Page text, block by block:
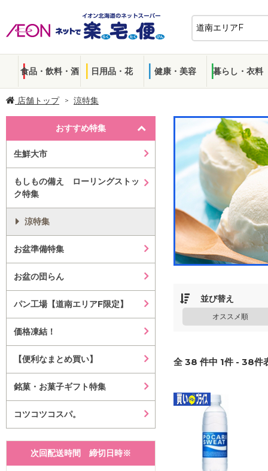
食品・飲料・酒 日用品・花 健康・美容 暮らし・衣料
店舗トップ 涼特集
おすすめ特集
生鮮大市
もしもの備え ローリングストッ
ク特集
涼特集
お盆準備特集
お盆の団らん
パン工場【道南エリアF限定】
価格凍結！
【便利なまとめ買い】
銘菓・お菓子ギフト特集
コツコツコスパ。
次回配送時間 締切日時※
並び替え
オススメ順
全38 件中 1件 - 38件